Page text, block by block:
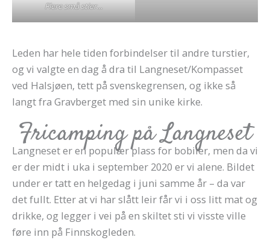
Flere små stier…
Leden har hele tiden forbindelser til andre turstier,
og vi valgte en dag å dra til Langneset/Kompasset
ved Halsjøen, tett på svenskegrensen, og ikke så
langt fra Gravberget med sin unike kirke.
Fricamping på Langneset
Langneset er en populær plass for bobiler, men da vi
er der midt i uka i september 2020 er vi alene. Bildet
under er tatt en helgedag i juni samme år – da var
det fullt. Etter at vi har slått leir får vi i oss litt mat og
drikke, og legger i vei på en skiltet sti vi visste ville
føre inn på Finnskogleden.